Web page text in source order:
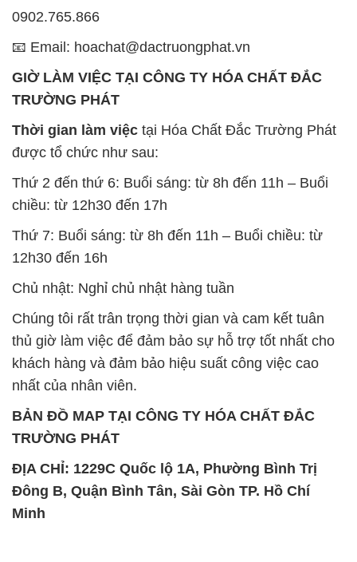
chiều: từ 12h30 đến 17h
Thứ 7: Buổi sáng: từ 8h đến 11h – Buổi chiều: từ
Chủ nhật: Nghỉ chủ nhật hàng tuần
Chúng tôi rất trân trọng thời gian và cam kết tuân
thủ giờ làm việc để đảm bảo sự hỗ trợ tốt nhất cho
nhất của nhân viên.
TRƯỜNG PHÁT
Đông B, Quận Bình Tân, Sài Gòn TP. Hồ Chí
Minh